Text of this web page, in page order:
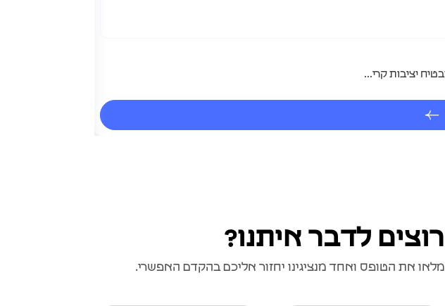
רוצים לדבר איתנו?
מלאו את הטופס ואחד מנציגינו יחזור אליכם בהקדם האפשרי.